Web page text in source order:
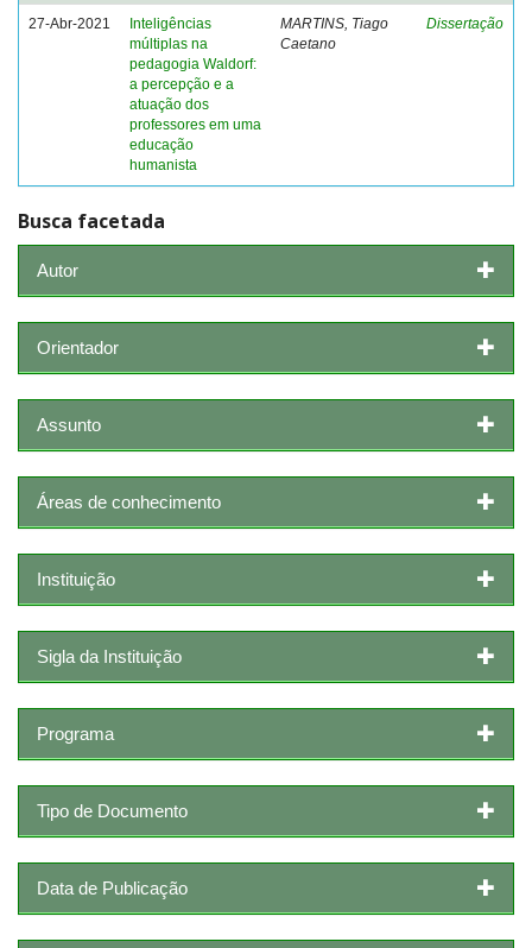
27-Abr-2021
Inteligências
múltiplas na
pedagogia Waldorf:
a percepção e a
atuação dos
professores em uma
educação
humanista
MARTINS, Tiago
Caetano
Dissertação
Busca facetada
Autor
Orientador
Assunto
Áreas de conhecimento
Instituição
Sigla da Instituição
Programa
Tipo de Documento
Data de Publicação